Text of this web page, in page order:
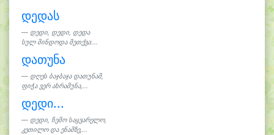
დედას
დედი, დედი, დედა
სულ მინდოდა მეთქვა:...
დათუნა
დღეს ბაჯბაჯა დათუნამ,
ფიჭა ვერ ახრამუნა,...
დედი...
დედი, ჩემო საყვარელო,
კეთილო და ენამზე,...